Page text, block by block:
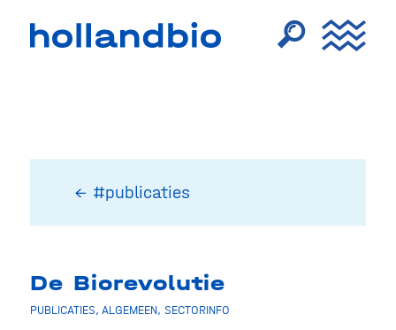
← #publicaties
De Biorevolutie
PUBLICATIES, ALGEMEEN, SECTORINFO